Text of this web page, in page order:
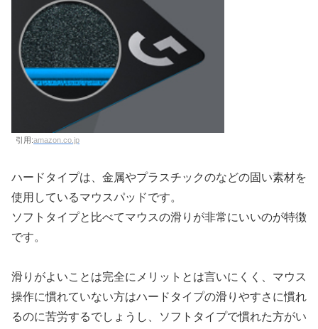
引用:amazon.co.jp
ハードタイプは、金属やプラスチックのなどの固い素材を
使用しているマウスパッドです。
ソフトタイプと比べてマウスの滑りが非常にいいのが特徴
です。
滑りがよいことは完全にメリットとは言いにくく、マウス
操作に慣れていない方はハードタイプの滑りやすさに慣れ
るのに苦労するでしょうし、ソフトタイプで慣れた方がい